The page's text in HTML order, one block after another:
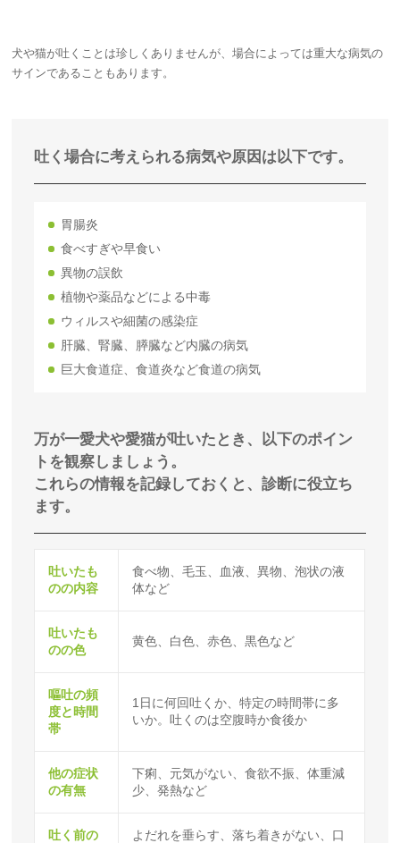
犬や猫が吐くことは珍しくありませんが、場合によっては重大な病気の
サインであることもあります。
吐く場合に考えられる病気や原因は以下です。
胃腸炎
食べすぎや早食い
異物の誤飲
植物や薬品などによる中毒
ウィルスや細菌の感染症
肝臓、腎臓、膵臓など内臓の病気
巨大食道症、食道炎など食道の病気​
万が一愛犬や愛猫が吐いたとき、以下のポイン
トを観察しましょう。
これらの情報を記録しておくと、診断に役立ち
ます。
吐いたも
のの内容
食べ物、毛玉、血液、異物、泡状の液
体など
吐いたも
のの色
黄色、白色、赤色、黒色など
嘔吐の頻
度と時間
帯
1日に何回吐くか、特定の時間帯に多
いか。吐くのは空腹時か食後か
他の症状
の有無
下痢、元気がない、食欲不振、体重減
少、発熱など
吐く前の
よだれを垂らす、落ち着きがない、口